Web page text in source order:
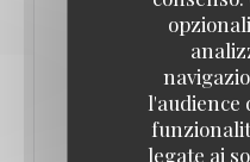
l'audience
legate ai
crème anglaise et
conquise. Grand cœur,
Daumas Gassac des
les petits prix donnent